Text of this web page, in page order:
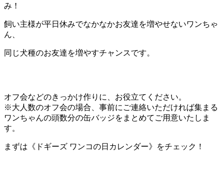
み！
飼い主様が平日休みでなかなかお友達を増やせないワンちゃ
ん、
同じ犬種のお友達を増やすチャンスです。
オフ会などのきっかけ作りに、お役立てください。
※大人数のオフ会の場合、事前にご連絡いただければ集まる
ワンちゃんの頭数分の缶バッジをまとめてご用意いたしま
す。
まずは《ドギーズ ワンコの日カレンダー》をチェック！